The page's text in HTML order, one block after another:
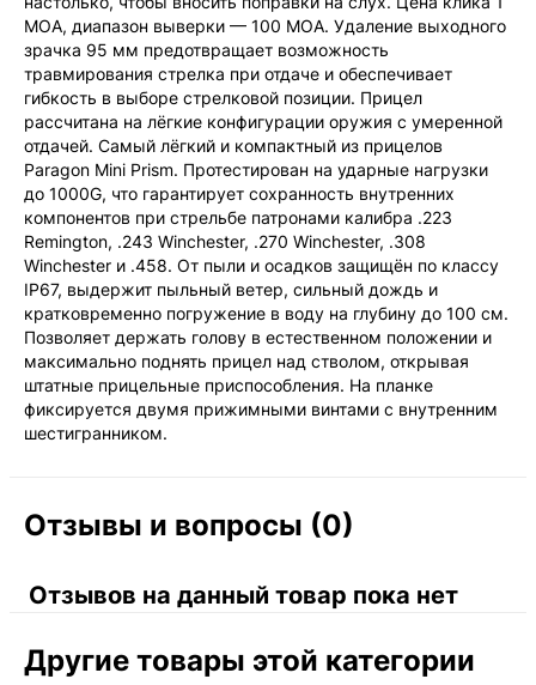
MOA, диапазон выверки — 100 MOA. Удаление выходного
зрачка 95 мм предотвращает возможность
травмирования стрелка при отдаче и обеспечивает
гибкость в выборе стрелковой позиции. Прицел
рассчитана на лёгкие конфигурации оружия с умеренной
отдачей. Самый лёгкий и компактный из прицелов
Paragon Mini Prism. Протестирован на ударные нагрузки
до 1000G, что гарантирует сохранность внутренних
компонентов при стрельбе патронами калибра .223
Remington, .243 Winchester, .270 Winchester, .308
Winchester и .458. От пыли и осадков защищён по классу
IP67, выдержит пыльный ветер, сильный дождь и
кратковременно погружение в воду на глубину до 100 см.
Позволяет держать голову в естественном положении и
максимально поднять прицел над стволом, открывая
штатные прицельные приспособления. На планке
фиксируется двумя прижимными винтами с внутренним
шестигранником.
Отзывы и вопросы (0)
Отзывов на данный товар пока нет
Другие товары этой категории